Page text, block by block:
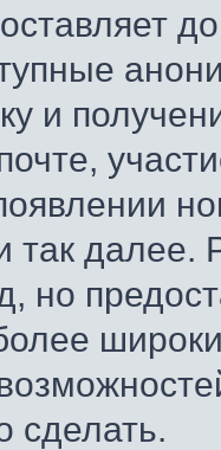
и
далее.
но
сделать.